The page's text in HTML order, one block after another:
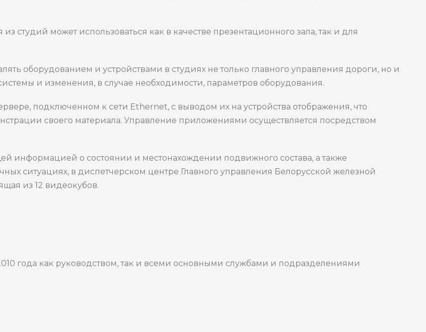
студий может использоваться как в качестве презентационного зала, так и для
оборудованием и устройствами в студиях не только главного управления дороги, но и
и изменения, в случае необходимости, параметров оборудования.
подключенном к сети Ethernet, с выводом их на устройства отображения, что
своего материала. Управление приложениями осуществляется посредством
информацией о состоянии и местонахождении подвижного состава, а также
ситуациях, в диспетчерском центре Главного управления Белорусской железной
из 12 видеокубов.
года как руководством, так и всеми основными службами и подразделениями